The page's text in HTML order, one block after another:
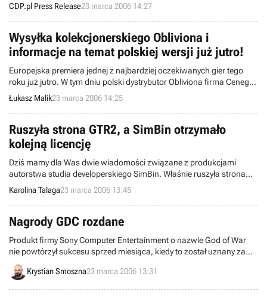
specjalny gry ToCA Race Driver 3.
CDP.pl Press Release23 marca 2006 14:27
Wysyłka kolekcjonerskiego Obliviona i
informacje na temat polskiej wersji już jutro!
Europejska premiera jednej z najbardziej oczekiwanych gier tego
roku już jutro. W tym dniu polski dystrybutor Obliviona firma Cenega
Poland rozpocznie wysyłkę edycji kolekcjonerskiej.
Łukasz Malik23 marca 2006 14:25
Ruszyła strona GTR2, a SimBin otrzymało
kolejną licencję
Dziś mamy dla Was dwie wiadomości związane z produkcjami
autorstwa studia developerskiego SimBin. Właśnie ruszyła strona
internetowa gry GTR 2, czyli kontynuacji licencjonowanej symulacji
wyścigów klasy FIA GT.
Karolina Talaga23 marca 2006 13:45
Nagrody GDC rozdane
Produkt firmy Sony Computer Entertainment o nazwie God of War
nie powtórzył sukcesu sprzed miesiąca, kiedy to został uznany za
najlepszą grę ubiegłego roku przez organizację Academy of
Interactive Arts & Sciences (AIAS). Podczas podobnej imprezy, która
Krystian Smoszna23 marca 2006 13:31